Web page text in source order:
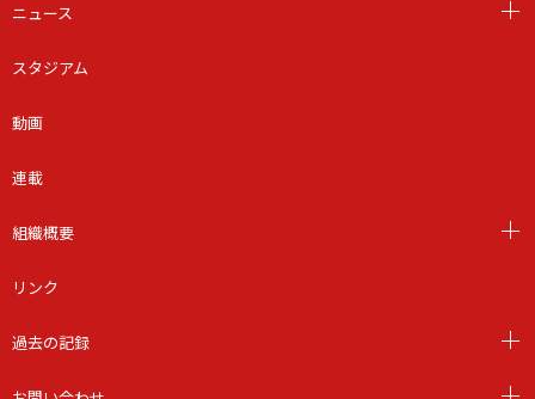
ニュース
スタジアム
動画
連載
組織概要
リンク
過去の記録